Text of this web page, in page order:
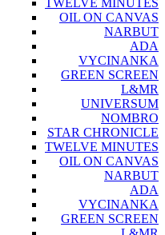
TWELVE MINUTES
OIL ON CANVAS
NARBUT
ADA
VYCINANKA
GREEN SCREEN
L&MR
UNIVERSUM
NOMBRO
STAR CHRONICLE
TWELVE MINUTES
OIL ON CANVAS
NARBUT
ADA
VYCINANKA
GREEN SCREEN